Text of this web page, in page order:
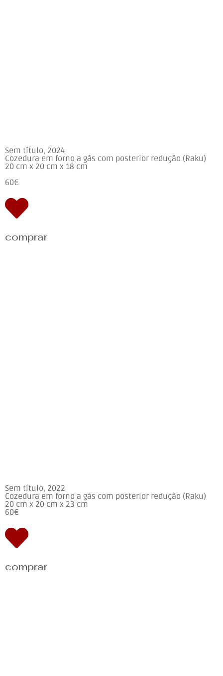
Sem título, 2024
Cozedura em forno a gás com posterior redução (Raku)
20 cm x 20 cm x 18 cm
60€
comprar
Sem título, 2022
Cozedura em forno a gás com posterior redução (Raku)
20 cm x 20 cm x 23 cm
60€
comprar